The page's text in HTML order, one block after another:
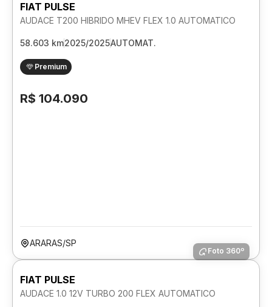
FIAT PULSE
AUDACE T200 HIBRIDO MHEV FLEX 1.0 AUTOMATICO
58.603 km2025/2025AUTOMAT.
Premium
R$ 104.090
ARARAS/SP
Foto 360º
FIAT PULSE
AUDACE 1.0 12V TURBO 200 FLEX AUTOMATICO